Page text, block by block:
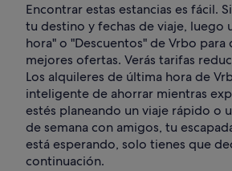
Encontrar estas estancias es fácil.
tu destino y fechas de viaje, luego
hora" o "Descuentos" de Vrbo para
mejores ofertas. Verás tarifas
Los alquileres de última hora de
inteligente de ahorrar mientras
estés planeando un viaje rápido o
de semana con amigos, tu
está esperando, solo tienes que
continuación.